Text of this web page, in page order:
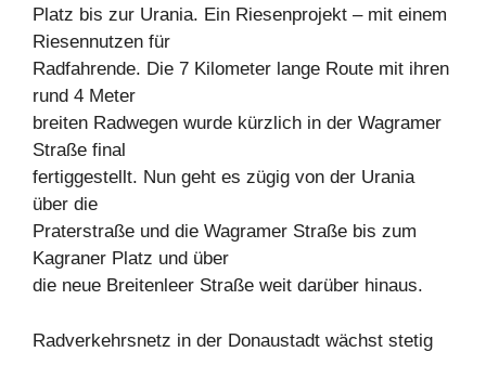
Platz bis zur Urania. Ein Riesenprojekt – mit einem
Riesennutzen für
Radfahrende. Die 7 Kilometer lange Route mit ihren
rund 4 Meter
breiten Radwegen wurde kürzlich in der Wagramer
Straße final
fertiggestellt. Nun geht es zügig von der Urania
über die
Praterstraße und die Wagramer Straße bis zum
Kagraner Platz und über
die neue Breitenleer Straße weit darüber hinaus.
Radverkehrsnetz in der Donaustadt wächst stetig